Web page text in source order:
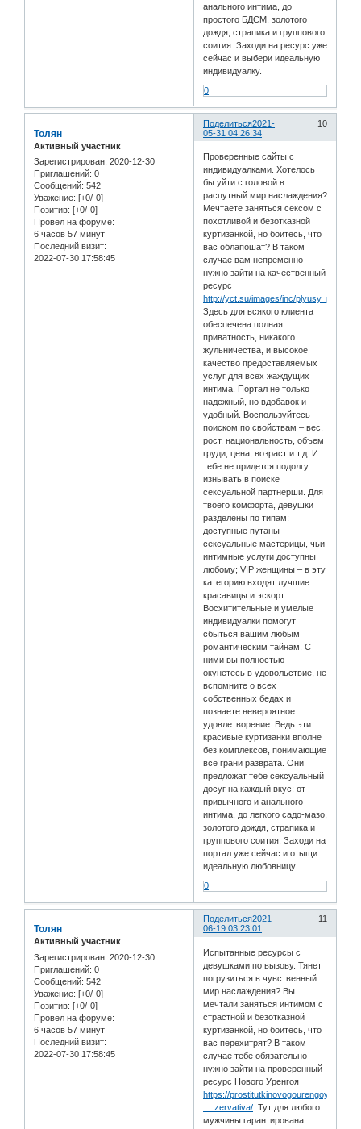
анального интима, до
простого БДСМ, золотого
дождя, страпика и группового
соития. Заходи на ресурс уже
сейчас и выбери идеальную
индивидуалку.
0
Поделиться 10
2021-
05-31 04:26:34
Толян
Активный участник
Зарегистрирован: 2020-12-30
Приглашений: 0
Сообщений: 542
Уважение: [+0/-0]
Позитив: [+0/-0]
Провел на форуме:
6 часов 57 минут
Последний визит:
2022-07-30 17:58:45
Проверенные сайты с
индивидуалками. Хотелось
бы уйти с головой в
распутный мир наслаждения?
Мечтаете заняться сексом с
похотливой и безотказной
куртизанкой, но боитесь, что
вас облапошат? В таком
случае вам непременно
нужно зайти на качественный
ресурс _
http://yct.su/images/inc/
Здесь для всякого клиента
обеспечена полная
приватность, никакого
жульничества, и высокое
качество предоставляемых
услуг для всех жаждущих
интима. Портал не только
надежный, но вдобавок и
удобный. Воспользуйтесь
поиском по свойствам – вес,
рост, национальность, объем
груди, цена, возраст и т.д. И
тебе не придется подолгу
изнывать в поиске
сексуальной партнерши. Для
твоего комфорта, девушки
разделены по типам:
доступные путаны –
сексуальные мастерицы, чьи
интимные услуги доступны
любому; VIP женщины – в эту
категорию входят лучшие
красавицы и эскорт.
Восхитительные и умелые
индивидуалки помогут
сбыться вашим любым
романтическим тайнам. С
ними вы полностью
окунетесь в удовольствие, не
вспомните о всех
собственных бедах и
познаете невероятное
удовлетворение. Ведь эти
красивые куртизанки вполне
без комплексов, понимающие
все грани разврата. Они
предложат тебе сексуальный
досуг на каждый вкус: от
привычного и анального
интима, до легкого садо-мазо,
золотого дождя, страпика и
группового соития. Заходи на
портал уже сейчас и отыщи
идеальную любовницу.
0
Поделиться 11
2021-
06-19 03:23:01
Толян
Активный участник
Зарегистрирован: 2020-12-30
Приглашений: 0
Сообщений: 542
Уважение: [+0/-0]
Позитив: [+0/-0]
Провел на форуме:
6 часов 57 минут
Последний визит:
2022-07-30 17:58:45
Испытанные ресурсы с
девушками по вызову. Тянет
погрузиться в чувственный
мир наслаждения? Вы
мечтали заняться интимом с
страстной и безотказной
куртизанкой, но боитесь, что
вас перехитрят? В таком
случае тебе обязательно
нужно зайти на проверенный
ресурс Нового Уренгоя
https://prostitutkinovogourengoyaxxx.co
… zervativa/ . Тут для любого
мужчины гарантирована